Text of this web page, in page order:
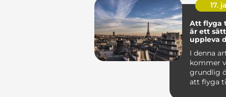
17.
Att flyga
är ett
uppleva
ett
effektivt
I denna
kommer
grundlig
att flyga